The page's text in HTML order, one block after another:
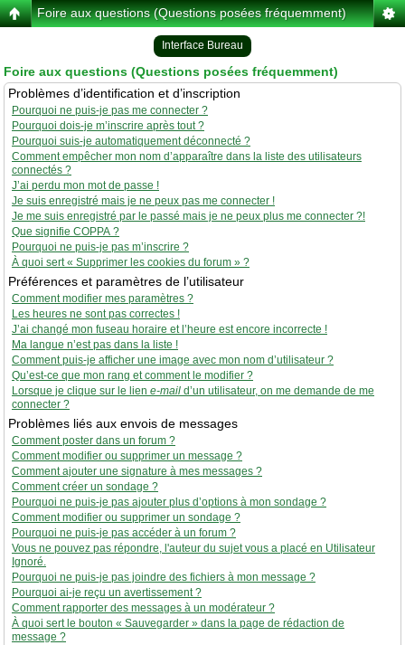
Foire aux questions (Questions posées fréquemment)
Interface Bureau
Foire aux questions (Questions posées fréquemment)
Problèmes d’identification et d’inscription
Pourquoi ne puis-je pas me connecter ?
Pourquoi dois-je m’inscrire après tout ?
Pourquoi suis-je automatiquement déconnecté ?
Comment empêcher mon nom d’apparaître dans la liste des utilisateurs
connectés ?
J’ai perdu mon mot de passe !
Je suis enregistré mais je ne peux pas me connecter !
Je me suis enregistré par le passé mais je ne peux plus me connecter ?!
Que signifie COPPA ?
Pourquoi ne puis-je pas m’inscrire ?
À quoi sert « Supprimer les cookies du forum » ?
Préférences et paramètres de l’utilisateur
Comment modifier mes paramètres ?
Les heures ne sont pas correctes !
J’ai changé mon fuseau horaire et l’heure est encore incorrecte !
Ma langue n’est pas dans la liste !
Comment puis-je afficher une image avec mon nom d’utilisateur ?
Qu’est-ce que mon rang et comment le modifier ?
Lorsque je clique sur le lien e-mail d’un utilisateur, on me demande de me
connecter ?
Problèmes liés aux envois de messages
Comment poster dans un forum ?
Comment modifier ou supprimer un message ?
Comment ajouter une signature à mes messages ?
Comment créer un sondage ?
Pourquoi ne puis-je pas ajouter plus d’options à mon sondage ?
Comment modifier ou supprimer un sondage ?
Pourquoi ne puis-je pas accéder à un forum ?
Vous ne pouvez pas répondre, l'auteur du sujet vous a placé en Utilisateur
Ignoré.
Pourquoi ne puis-je pas joindre des fichiers à mon message ?
Pourquoi ai-je reçu un avertissement ?
Comment rapporter des messages à un modérateur ?
À quoi sert le bouton « Sauvegarder » dans la page de rédaction de
message ?